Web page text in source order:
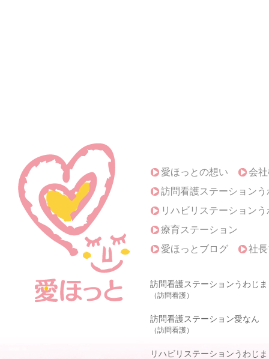
愛ほっとの想い
会
訪問看護ステーションう
リハビリステーション
療育ステーション
愛ほっとブログ
社
訪問看護ステーションうわじま
（訪問看護）
訪問看護ステーション愛なん
（訪問看護）
リハビリステーションうわじま